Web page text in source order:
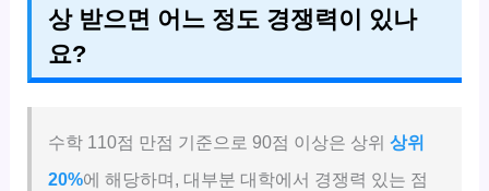
상 받으면 어느 정도 경쟁력이 있나
요?
수학 110점 만점 기준으로 90점 이상은 상위상위
20%에 해당하며, 대부분 대학에서 경쟁력 있는 점